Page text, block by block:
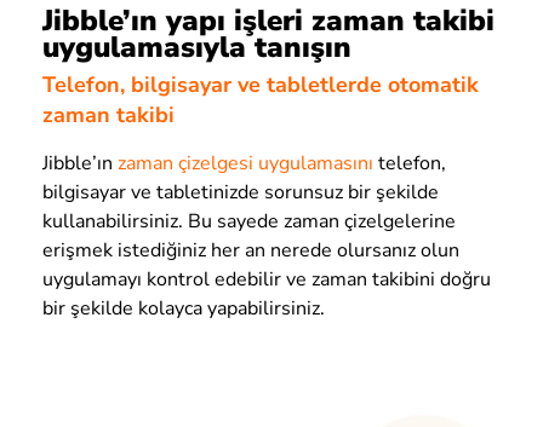
Jibble’ın yapı işleri zaman takibi
uygulamasıyla tanışın
Telefon, bilgisayar ve tabletlerde otomatik
zaman takibi
Jibble’ın zaman çizelgesi uygulamasını telefon,
bilgisayar ve tabletinizde sorunsuz bir şekilde
kullanabilirsiniz. Bu sayede zaman çizelgelerine
erişmek istediğiniz her an nerede olursanız olun
uygulamayı kontrol edebilir ve zaman takibini doğru
bir şekilde kolayca yapabilirsiniz.